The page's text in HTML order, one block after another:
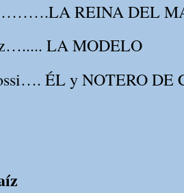
REINA DEL
LA MODELO
ÉL y NOTERO DE